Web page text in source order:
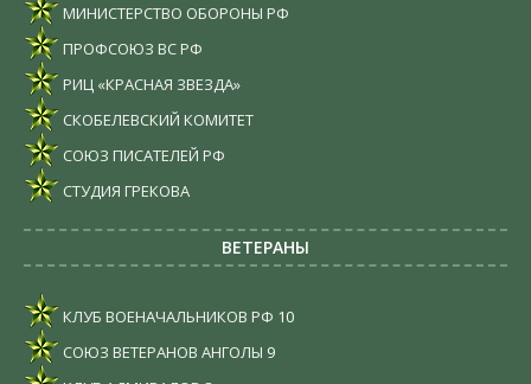
МИНИСТЕРСТВО ОБОРОНЫ РФ
ПРОФСОЮЗ ВС РФ
РИЦ «КРАСНАЯ ЗВЕЗДА»
СКОБЕЛЕВСКИЙ КОМИТЕТ
СОЮЗ ПИСАТЕЛЕЙ РФ
СТУДИЯ ГРЕКОВА
ВЕТЕРАНЫ
КЛУБ ВОЕНАЧАЛЬНИКОВ РФ 10
СОЮЗ ВЕТЕРАНОВ АНГОЛЫ 9